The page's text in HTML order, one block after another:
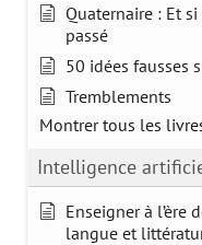
Quaternaire : Et
passé
50 idées fausses
Tremblements
Montrer tous les
Intelligence
Enseigner à l’ère
langue et